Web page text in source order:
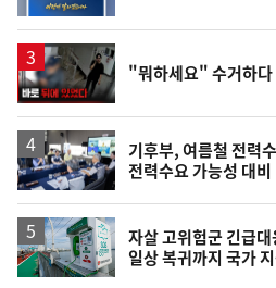
영
상
"뭐하세요" 수거하다
기후부, 여름철 전력
전력수요 가능성 대비
자살 고위험군 긴급
일상 복귀까지 국가